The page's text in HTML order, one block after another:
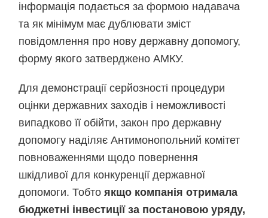
інформація подається за формою надавача
та як мінімум має дублювати зміст
повідомлення про нову державну допомогу,
форму якого затверджено АМКУ.
Для демонстрації серйозності процедури
оцінки державних заходів і неможливості
випадково її обійти, закон про державну
допомогу наділяє Антимонопольний комітет
повноваженнями щодо повернення
шкідливої для конкуренції державної
допомоги. Тобтоякщо компанія отримала
бюджетні інвестиції за постановою уряду,